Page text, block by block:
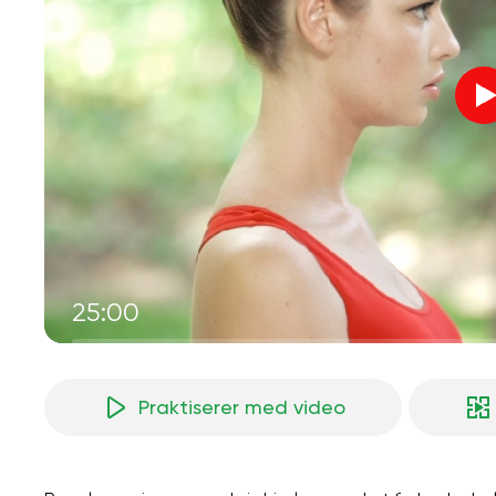
25:00
Praktiserer med video